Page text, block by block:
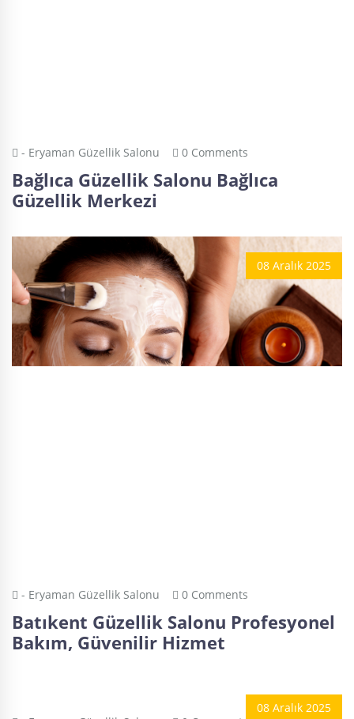
- Eryaman Güzellik Salonu 0 Comments
Bağlıca Güzellik Salonu Bağlıca
Güzellik Merkezi
08 Aralık 2025
- Eryaman Güzellik Salonu 0 Comments
Batıkent Güzellik Salonu Profesyonel
Bakım, Güvenilir Hizmet
08 Aralık 2025